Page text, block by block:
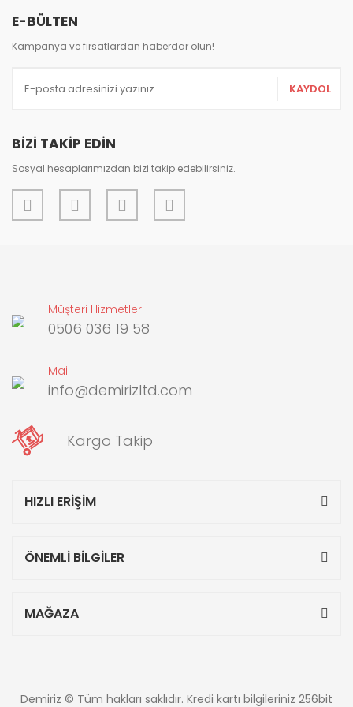
E-BÜLTEN
Kampanya ve fırsatlardan haberdar olun!
KAYDOL
BİZİ TAKİP EDİN
Sosyal hesaplarımızdan bizi takip edebilirsiniz.
Müşteri Hizmetleri
0506 036 19 58
Mail
info@demirizltd.com
Kargo Takip
HIZLI ERİŞİM
ÖNEMLİ BİLGİLER
MAĞAZA
Demiriz © Tüm hakları saklıdır. Kredi kartı bilgileriniz 256bit